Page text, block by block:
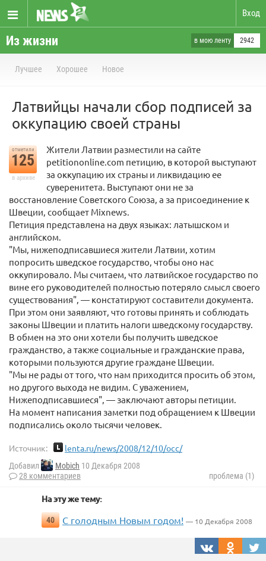
Вход
Из жизни в мою ленту 2942
Лучшее Хорошее Новое
Латвийцы начали сбор подписей за
оккупацию своей страны
отметили
125
в архиве
Жители Латвии разместили на сайте
petitiononline.com петицию, в которой выступают
за оккупацию их страны и ликвидацию ее
суверенитета. Выступают они не за
восстановление Советского Союза, а за присоединение к
Швеции, сообщает Mixnews.
Петиция представлена на двух языках: латышском и
английском.
"Мы, нижеподписавшиеся жители Латвии, хотим
попросить шведское государство, чтобы оно нас
оккупировало. Мы считаем, что латвийское государство по
вине его руководителей полностью потеряло смысл своего
существования", — констатируют составители документа.
При этом они заявляют, что готовы принять и соблюдать
законы Швеции и платить налоги шведскому государству.
В обмен на это они хотели бы получить шведское
гражданство, а также социальные и гражданские права,
которыми пользуются другие граждане Швеции.
"Мы не рады от того, что нам приходится просить об этом,
но другого выхода не видим. С уважением,
Нижеподписавшиеся", — заключают авторы петиции.
На момент написания заметки под обращением к Швеции
подписались около тысячи человек.
Источник: lenta.ru/news/2008/12/10/occ/
Добавил Mobich 10 Декабря 2008
28 комментариев
проблема (1)
На эту же тему:
40 С голодным Новым годом! — 10 Декабря 2008